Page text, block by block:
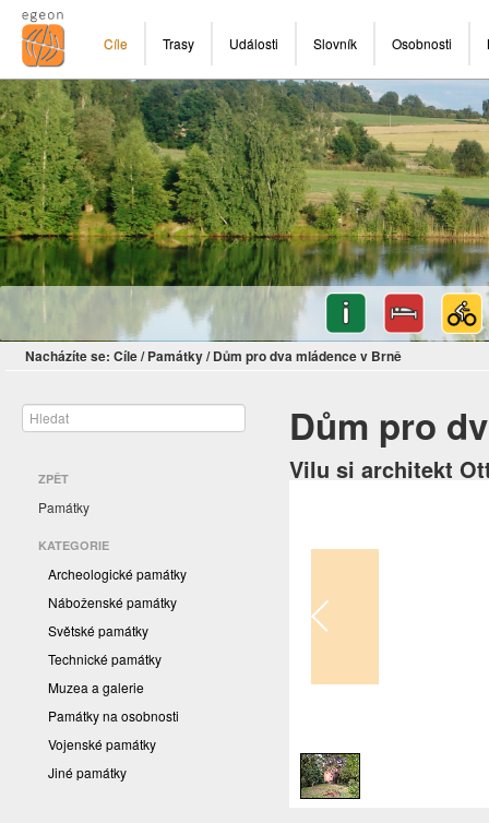
Cíle Trasy Události Slovník Osobnosti
Nacházíte se: Cíle/ Památky/ Dům pro dva mládence v Brně
ZPĚT
Památky
KATEGORIE
Archeologické památky
Náboženské památky
Světské památky
Technické památky
Muzea a galerie
Památky na osobnosti
Vojenské památky
Jiné památky
Dům pro
Vilu si architekt